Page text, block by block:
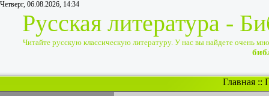
Четверг, 06.08.2026, 14:34
Русская литература -
Читайте русскую классическую литературу. У нас вы найдете очень
Главная ::